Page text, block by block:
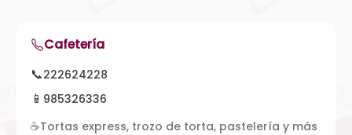
Cafetería
📞222624228
📱 985326336
☕Tortas express, trozo de torta, pastelería y más